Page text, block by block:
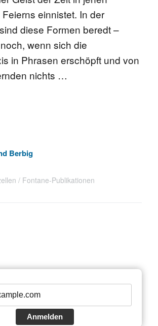
einnistet. In der
diese Formen beredt –
wenn sich die
in Phrasen erschöpft und von
nichts …
Berbig
Fontane-Publikationen
Anmelden